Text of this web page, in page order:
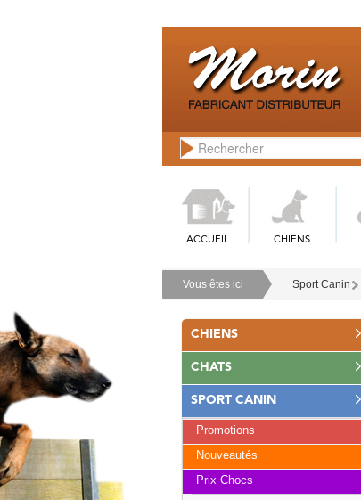
ACCUEIL CHIENS
Vous êtes ici Sport Canin
CHIENS
CHATS
SPORT CANIN
Promotions
Nouveautés
Prix Chocs